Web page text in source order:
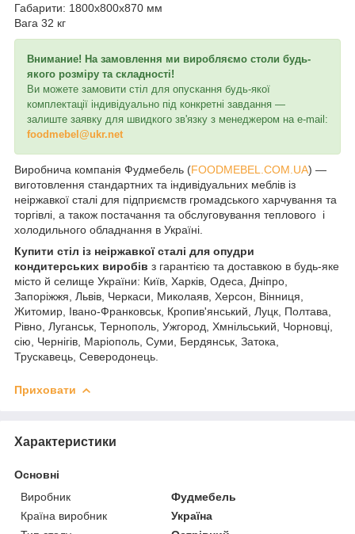
Габарити: 1800х800х870 мм
Вага 32 кг
Внимание! На замовлення ми виробляємо столи будь-
якого розміру та складності!
Ви можете замовити стіл для опускання будь-якої
комплектації індивідуально під конкретні завдання —
залиште заявку для швидкого зв'язку з менеджером на e-mail:
foodmebel@ukr.net
Виробнича компанія Фудмебель (FOODMEBEL.СOM.UA) —
виготовлення стандартних та індивідуальних меблів із
неіржавкої сталі для підприємств громадського харчування та
торгівлі, а також постачання та обслуговування теплового і
холодильного обладнання в Україні.
Купити стіл із неіржавкої сталі для опудри
кондитерських виробів з гарантією та доставкою в будь-яке
місто й селище України: Київ, Харків, Одеса, Дніпро,
Запоріжжя, Львів, Черкаси, Миколаяв, Херсон, Вінниця,
Житомир, Івано-Франковськ, Кропив'янський, Луцк, Полтава,
Рівно, Луганськ, Тернополь, Ужгород, Хмнільський, Чорновці,
сію, Чернігів, Маріополь, Суми, Бердянськ, Затока,
Трускавець, Северодонець.
Приховати
Характеристики
Основні
Виробник
Фудмебель
Країна виробник
Україна